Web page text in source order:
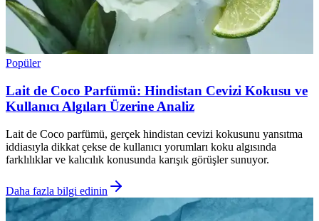
Popüler
Lait de Coco Parfümü: Hindistan Cevizi Kokusu ve
Kullanıcı Algıları Üzerine Analiz
Lait de Coco parfümü, gerçek hindistan cevizi kokusunu yansıtma
iddiasıyla dikkat çekse de kullanıcı yorumları koku algısında
farklılıklar ve kalıcılık konusunda karışık görüşler sunuyor.
Daha fazla bilgi edinin